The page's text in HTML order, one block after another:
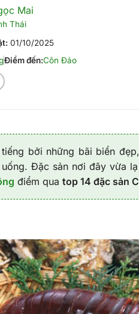
Mai
Thái
01/10/2025
Điểm đến:Côn Đảo
bởi những bãi biển
uống. Đặc sản nơi đây vừa
điểm qua top 14 đặc sản